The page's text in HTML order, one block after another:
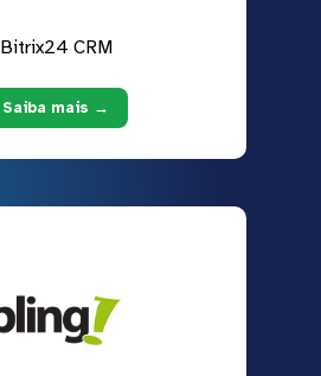
Bitrix24 CRM
Saiba mais →